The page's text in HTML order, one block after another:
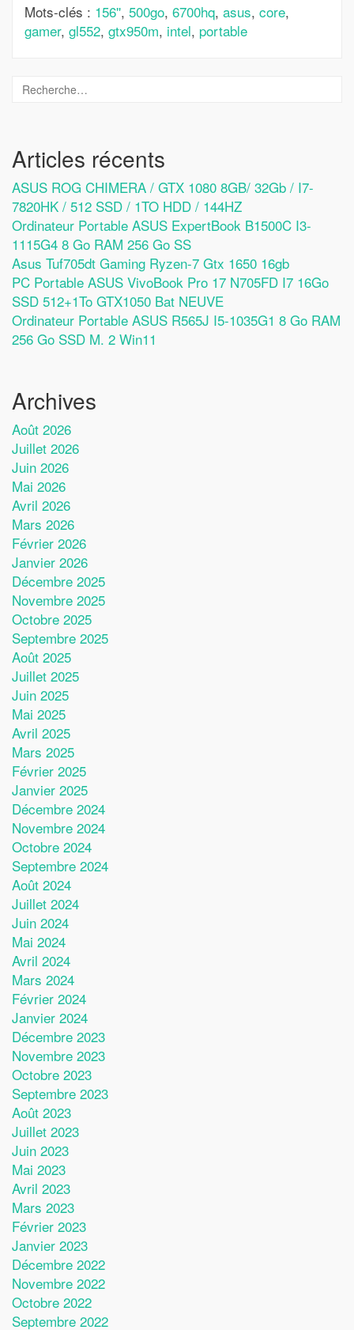
Mots-clés : 156'', 500go, 6700hq, asus, core,
gamer, gl552, gtx950m, intel, portable
Articles récents
ASUS ROG CHIMERA / GTX 1080 8GB/ 32Gb / I7-
7820HK / 512 SSD / 1TO HDD / 144HZ
Ordinateur Portable ASUS ExpertBook B1500C I3-
1115G4 8 Go RAM 256 Go SS
Asus Tuf705dt Gaming Ryzen-7 Gtx 1650 16gb
PC Portable ASUS VivoBook Pro 17 N705FD I7 16Go
SSD 512+1To GTX1050 Bat NEUVE
Ordinateur Portable ASUS R565J I5-1035G1 8 Go RAM
256 Go SSD M. 2 Win11
Archives
Août 2026
Juillet 2026
Juin 2026
Mai 2026
Avril 2026
Mars 2026
Février 2026
Janvier 2026
Décembre 2025
Novembre 2025
Octobre 2025
Septembre 2025
Août 2025
Juillet 2025
Juin 2025
Mai 2025
Avril 2025
Mars 2025
Février 2025
Janvier 2025
Décembre 2024
Novembre 2024
Octobre 2024
Septembre 2024
Août 2024
Juillet 2024
Juin 2024
Mai 2024
Avril 2024
Mars 2024
Février 2024
Janvier 2024
Décembre 2023
Novembre 2023
Octobre 2023
Septembre 2023
Août 2023
Juillet 2023
Juin 2023
Mai 2023
Avril 2023
Mars 2023
Février 2023
Janvier 2023
Décembre 2022
Novembre 2022
Octobre 2022
Septembre 2022